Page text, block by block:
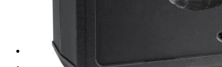
Cerdà (Valencia)
Tabiques yeso laminado
Perfiles para tabiques
Casonetos puertas correderas
Accesorios para tabiques
Tornillos para tabiques